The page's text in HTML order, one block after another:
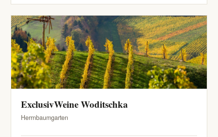
ExclusivWeine Woditschka
Herrnbaumgarten